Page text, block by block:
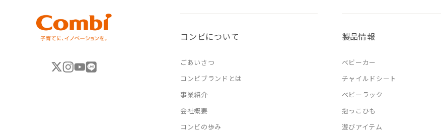
コンビについて
ごあいさつ
コンビブランドとは
事業紹介
会社概要
コンビの歩み
製品情報
ベビーカー
チャイルドシート
ベビーラック
抱っこひも
遊びアイテム